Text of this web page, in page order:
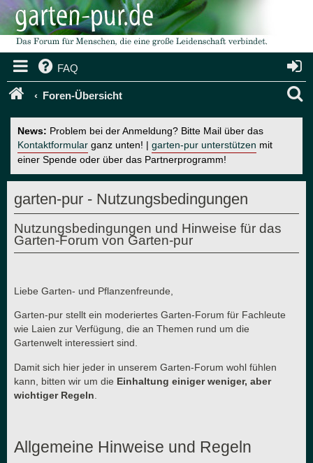
FAQ
Foren-Übersicht
News: Problem bei der Anmeldung? Bitte Mail über das
Kontaktformular ganz unten! | garten-pur unterstützen mit
einer Spende oder über das Partnerprogramm!
garten-pur - Nutzungsbedingungen
Nutzungsbedingungen und Hinweise für das
Garten-Forum von Garten-pur
Liebe Garten- und Pflanzenfreunde,
Garten-pur stellt ein moderiertes Garten-Forum für Fachleute
wie Laien zur Verfügung, die an Themen rund um die
Gartenwelt interessiert sind.
Damit sich hier jeder in unserem Garten-Forum wohl fühlen
kann, bitten wir um die Einhaltung einiger weniger, aber
wichtiger Regeln
Allgemeine Hinweise und Regeln